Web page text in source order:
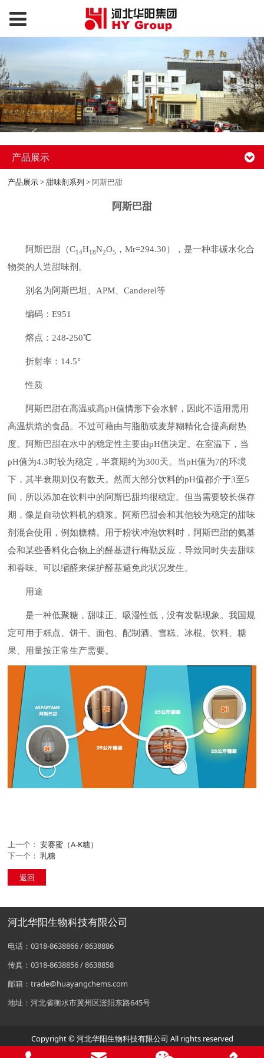
产品展示
产品展示>甜味剂系列 >阿斯巴甜
阿斯巴甜
阿斯巴甜（C14H18N2O5 ，Mr=294.30），是一种非碳水化合
物类的人造甜味剂。
别名为阿斯巴坦、APM、Canderel等
编码：E951
熔点：248-250℃
折射率：14.5°
性质
阿斯巴甜在高温或高pH值情形下会水解，因此不适用需用
高温烘焙的食品。不过可藉由与脂肪或麦芽糊精化合提高耐热
度。阿斯巴甜在水中的稳定性主要由pH值决定。在室温下，当
pH值为4.3时较为稳定，半衰期约为300天。当pH值为7的环境
下，其半衰期则仅有数天。然而大部分饮料的pH值都介于3至5
间，所以添加在饮料中的阿斯巴甜均很稳定。但当需要较长保存
期，像是自动饮料机的糖浆。阿斯巴甜会和其他较为稳定的甜味
剂混合使用，例如糖精。用于粉状冲泡饮料时，阿斯巴甜的氨基
会和某些香料化合物上的醛基进行梅勒反应，导致同时失去甜味
和香味。可以缩醛来保护醛基避免此状况发生。
用途
是一种低聚糖，甜味正、吸湿性低，没有发黏现象。我国规
定可用于糕点、饼干、面包、配制酒、雪糕、冰棍、饮料、糖
果、用量按正常生产需要。
上一个： 安赛蜜（A-K糖）
下一个： 乳糖
返回
河北华阳生物科技有限公司
电话：0318-8638866 / 8638886
传真：0318-8638856 / 8638858
邮箱：trade@huayangchems.com
地址：河北省衡水市冀州区滏阳东路645号
Copyright © 河北华阳生物科技有限公司 All rights reserved